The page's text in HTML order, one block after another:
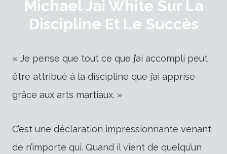
Michael Jai White Sur La
Discipline Et Le Succès
« Je pense que tout ce que j’ai accompli peut
être attribué à la discipline que j’ai apprise
grâce aux arts martiaux. »
C’est une déclaration impressionnante venant
de n’importe qui. Quand il vient de quelqu’un